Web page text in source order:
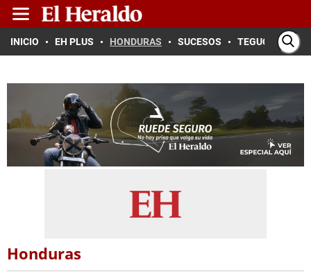
INICIO EH PLUS HONDURAS SUCESOS TEGUCIGALPA
Honduras